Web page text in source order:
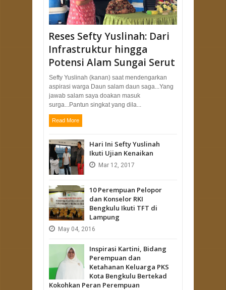
Reses Sefty Yuslinah: Dari
Infrastruktur hingga
Potensi Alam Sungai Serut
Sefty Yuslinah (kanan) saat mendengarkan
aspirasi warga Daun salam daun saga...Yang
jawab salam saya doakan masuk
surga...Pantun singkat yang dila...
Read More
Hari Ini Sefty Yuslinah
Ikuti Ujian Kenaikan
Mar 12, 2017
10 Perempuan Pelopor
dan Konselor RKI
Bengkulu Ikuti TFT di
Lampung
May 04, 2016
Inspirasi Kartini, Bidang
Perempuan dan
Ketahanan Keluarga PKS
Kota Bengkulu Bertekad
Kokohkan Peran Perempuan